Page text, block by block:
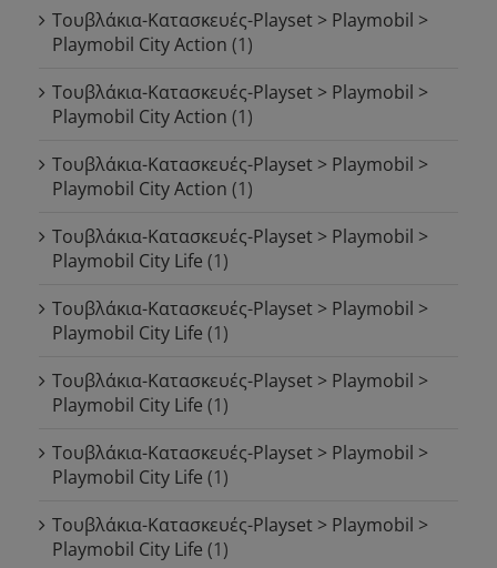
Τουβλάκια-Κατασκευές-Playset > Playmobil >
Playmobil City Action (1)
Τουβλάκια-Κατασκευές-Playset > Playmobil >
Playmobil City Action (1)
Τουβλάκια-Κατασκευές-Playset > Playmobil >
Playmobil City Action (1)
Τουβλάκια-Κατασκευές-Playset > Playmobil >
Playmobil City Life (1)
Τουβλάκια-Κατασκευές-Playset > Playmobil >
Playmobil City Life (1)
Τουβλάκια-Κατασκευές-Playset > Playmobil >
Playmobil City Life (1)
Τουβλάκια-Κατασκευές-Playset > Playmobil >
Playmobil City Life (1)
Τουβλάκια-Κατασκευές-Playset > Playmobil >
Playmobil City Life (1)